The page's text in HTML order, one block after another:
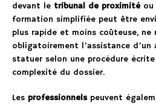
devant le tribunal de proximitéou
formation simplifiée peut être
plus rapide et moins coûteuse, ne
obligatoirement l’assistance d’un
statuer selon une procédure
complexité du dossier.
Les professionnelspeuvent